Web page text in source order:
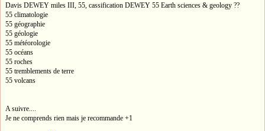
Davis DEWEY miles III, 55, cassification DEWEY 55 Earth sciences & geology ??
55 climatologie
55 géographie
55 géologie
55 météorologie
55 océans
55 roches
55 tremblements de terre
55 volcans
A suivre....
Je ne comprends rien mais je recommande +1